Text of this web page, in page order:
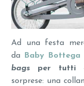
Ad una festa
da
Baby Bottega
bags per tutti
sorprese: una